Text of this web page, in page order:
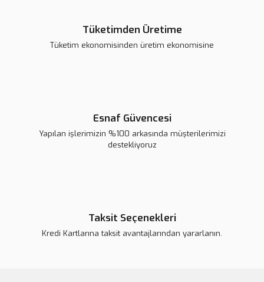
Sepete Ekle
Sepete Ekle
Tüketimden Üretime
Tüketim ekonomisinden üretim ekonomisine
Esnaf Güvencesi
Yapılan işlerimizin %100 arkasında müşterilerimizi
destekliyoruz
Taksit Seçenekleri
Kredi Kartlarına taksit avantajlarından yararlanın.